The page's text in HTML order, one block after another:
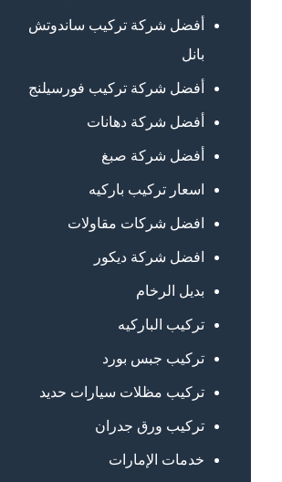
أفضل شركة تركيب ساندوتش
بانل
أفضل شركة تركيب فورسيلنج
أفضل شركة دهانات
أفضل شركة صبغ
اسعار تركيب باركيه
افضل شركات مقاولات
افضل شركة ديكور
بديل الرخام
تركيب الباركيه
تركيب جبس بورد
تركيب مظلات سيارات حديد
تركيب ورق جدران
خدمات الإمارات